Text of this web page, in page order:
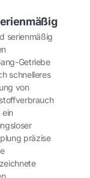
serienmäßig
Getriebe
schnelleres
von
ein
präzise